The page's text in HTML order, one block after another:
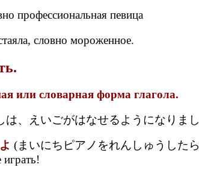
профессиональная певица
словно мороженное.
или словарная форма глагола.
は、えいごがはなせるようになりまし
(まいにちピアノをれんしゅうしたら